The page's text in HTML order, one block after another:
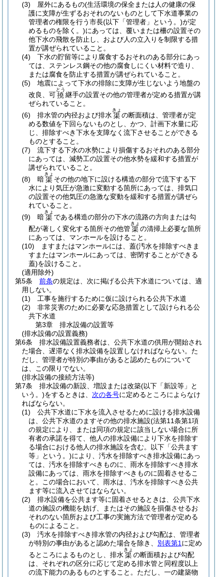
(3)
屋外にあるもの(生活環境の保全または人の健康の保
護に支障が生ずるおそれのないものとして下水道事業の
管理者の権限を行う市長(以下「管理者」という。)が定
めるものを除く。)にあっては、覆いまたは柵の設置その
他下水の飛散を防止し、および人の立入りを制限する措
置が講ぜられていること。
(4)
下水の貯留等により腐食するおそれのある部分にあっ
ては、ステンレス鋼その他の腐食しにくい材料で造り、
または腐食を防止する措置が講ぜられていること。
(5)
地震によって下水の排除に支障が生じないよう地盤の
改良、可撓
とう
継手の設置その他の管理者が定める措置が講
ぜられていること。
(6)
排水管の内径および排水 渠
きょ
の断面積は、管理者が定
める数値を下回らないものとし、かつ、計画下水量に応
じ、排除すべき下水を支障なく流下させることができる
ものとすること。
(7)
流下する下水の水勢により損傷するおそれのある部分
にあっては、減勢工の設置その他水勢を緩和する措置が
講ぜられていること。
(8)
暗渠
きょ
その他の地下に設ける構造の部分で流下する下
水により気圧が急激に変動する箇所にあっては、排気口
の設置その他気圧の急激な変動を緩和する措置が講ぜら
れていること。
(9)
暗渠
きょ
である構造の部分の下水の流路の方向または勾
配が著しく変化する箇所その他管 渠
きょ
の清掃上必要な箇所
にあっては、マンホールを設けること。
(10)
ますまたはマンホールには、蓋(汚水を排除すべきま
すまたはマンホールにあっては、密閉することができる
蓋)を設けること。
(適用除外)
第5条
前条の規定は、次に掲げる公共下水道については、適
用しない。
(1)
工事を施行するために仮に設けられる公共下水道
(2)
非常災害のために必要な応急措置として設けられる公
共下水道
第3章
排水設備の設置等
(排水設備の設置義務)
第6条
排水設備設置義務者は、公共下水道の供用が開始され
た場合、遅滞なく排水設備を設置しなければならない。 た
だし、管理者が特別の事由があると認めたものについて
は、この限りでない。
(排水設備の接続方法等)
第7条
排水設備の新設、増設または改築(以下「新設等」と
いう。)をするときは、 次の各号に定めるところによらなけ
ればならない。
(1)
公共下水道に下水を流入させるために設ける排水設備
は、公共下水道のますその他の排水施設(法第11条第1項
の規定により、または同項の規定に該当しない場合に所
有者の承諾を得て、他人の排水設備により下水を排除す
る場合における他人の排水施設を含む。以下「公共ます
等」という。)により、汚水を排除すべき排水設備にあっ
ては、汚水を排除すべきものに、雨水を排除すべき排水
設備にあっては、雨水を排除すべきものに固着させるこ
と。
この場合において、雨水は、汚水を排除すべき公共
ます等に流入させてはならない。
(2)
排水設備を公共ます等に固着させるときは、公共下水
道の施設の機能を妨げ、またはその施設を損傷させるお
それのない箇所および工事の実施方法で管理者が定める
ものによること。
(3)
汚水を排除すべき排水管の内径および勾配は、管理者
が特別の事由があると認めた場合を除き、 別表第1 に定め
るところによるものとし、排水 渠
きょ
の断面積および勾配
は、それぞれの区分に応じて定める排水管と同程度以上
の流下能力のあるものとすること。 ただし、一の建築物